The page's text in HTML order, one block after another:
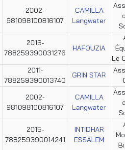
2002-
981098100816107
CAMILLA
Langwater
2016-
788259390031276
HAFOUZIA
Le
2011-
788259390013740
GRIN STAR
2002-
981098100816107
CAMILLA
Langwater
2015-
788259390014241
INTIDHAR
ESSALEM